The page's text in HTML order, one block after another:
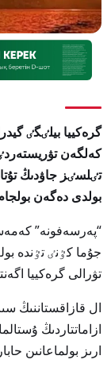
گرەكييا بيلٸگٸ
كەلگەن
تٸلسٸز جاۋدىڭ
بولدى دەگەن
جۇما كٷنٸ تٷندە
تۋرالى گرەكييا
ال قازاقستاننىڭ
ازاماتتاردىڭ
ارىز بولماعانىن